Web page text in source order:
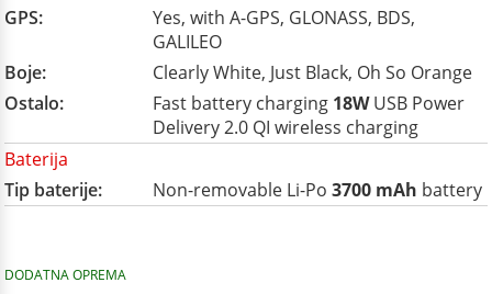
GPS:
Yes, with A-GPS, GLONASS, BDS,
GALILEO
Boje:
Clearly White, Just Black, Oh So Orange
Ostalo:
Fast battery charging 18WUSB Power
Delivery 2.0 QI wireless charging
Baterija
Tip baterije:
Non-removable Li-Po 3700 mAh battery
DODATNA OPREMA